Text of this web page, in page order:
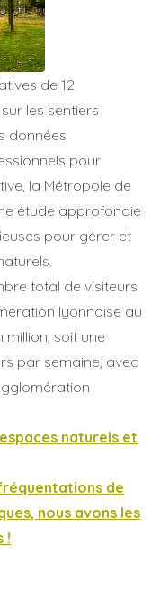
de 12
les sentiers
données
pour
la Métropole de
étude approfondie
pour gérer et
total de visiteurs
lyonnaise au
million, soit une
par semaine, avec
naturels et
de
nous avons les
!